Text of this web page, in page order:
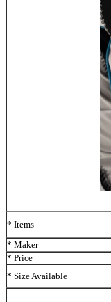
* Items
* Maker
* Price
* Size Available